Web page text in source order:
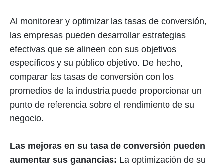
Al monitorear y optimizar las tasas de conversión,
las empresas pueden desarrollar estrategias
efectivas que se alineen con sus objetivos
específicos y su público objetivo. De hecho,
comparar las tasas de conversión con los
promedios de la industria puede proporcionar un
punto de referencia sobre el rendimiento de su
negocio.
Las mejoras en su tasa de conversión pueden
aumentar sus ganancias: La optimización de su